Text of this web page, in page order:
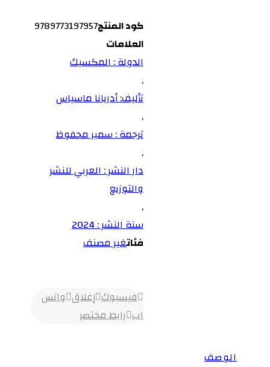
كود المنتج9789773197957
العلامات
الدولة : المكسيك
,
تأليف: أدريانا ماسياس
,
ترجمة : سمير محفوظ
,
دار النشر : العربي للنشر
والتوزيع
,
سنة النشر : 2024
فئاتغير مصنف
فيسبوك إغلاق واتس
اب رابط مختصر
الوصف